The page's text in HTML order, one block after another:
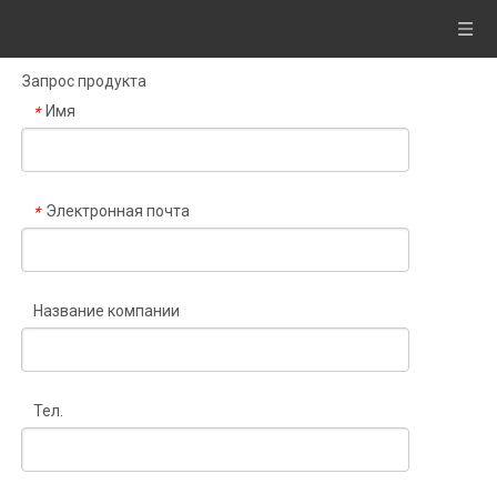
Запрос продукта
* Имя
* Электронная почта
Название компании
Тел.